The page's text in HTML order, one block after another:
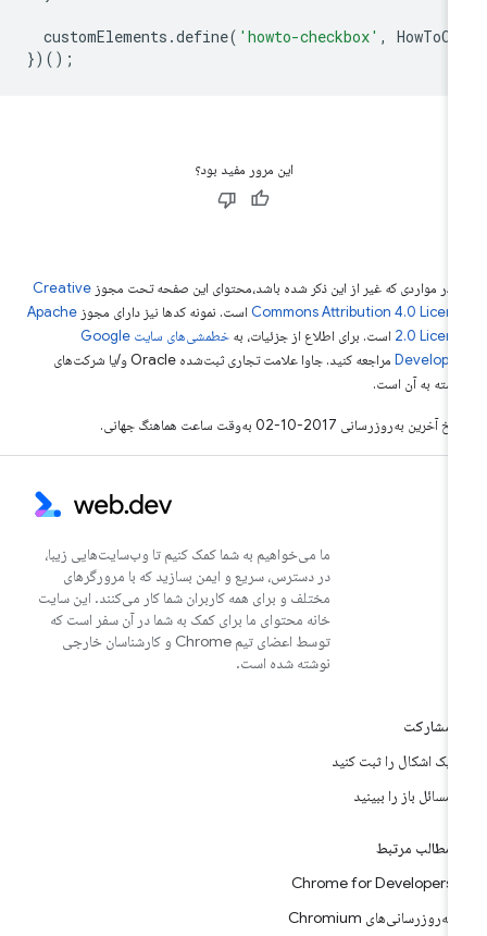
customElements.define('howto-checkbox',
})();
این مرور مفید بود؟
در مواردی که غیر از این ذکر شده باشد،‌محتوای این صفحه تحت مجوزCreative
Commons Attribution 4.0است. نمونه کدها نیز دارای مجوزApache
2.0است. برای اطلاع از جزئیات، به
خطمشی‌های سایت Google
مراجعه کنید. جاوا علامت تجاری ثبت‌شده Oracle و/یا شرکت‌های
به آن است.
آخرین به‌روزرسانی 2017-10-02 به‌وقت ساعت هماهنگ جهانی.
ما می‌خواهیم به شما کمک کنیم تا وب‌سایت‌هایی زیبا،
در دسترس، سریع و ایمن بسازید که با مرورگرهای
مختلف و برای همه کاربران شما کار می‌کنند. این سایت
خانه محتوای ما برای کمک به شما در آن سفر است که
توسط اعضای تیم Chrome و کارشناسان خارجی
نوشته شده است.
مشارکت
یک اشکال را ثبت کنید
مسائل باز را ببینید
مطالب مرتبط
Chrome for Developers
به‌روزرسانی‌های Chromium